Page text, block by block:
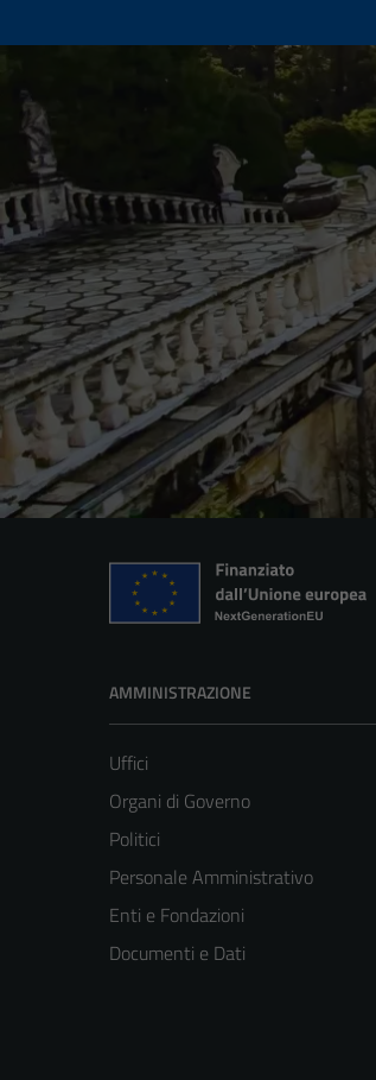
AMMINISTRAZIONE
Uffici
Organi di Governo
Politici
Personale Amministrativo
Enti e Fondazioni
Documenti e Dati